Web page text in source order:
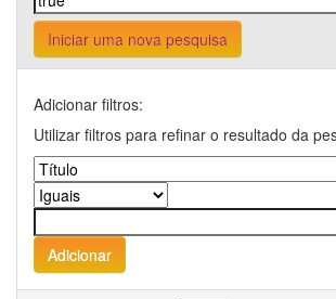
Iniciar uma nova pesquisa
Adicionar filtros:
Utilizar filtros para refinar o resultado da